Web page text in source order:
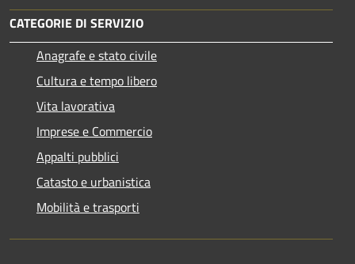
CATEGORIE DI SERVIZIO
Anagrafe e stato civile
Cultura e tempo libero
Vita lavorativa
Imprese e Commercio
Appalti pubblici
Catasto e urbanistica
Mobilità e trasporti